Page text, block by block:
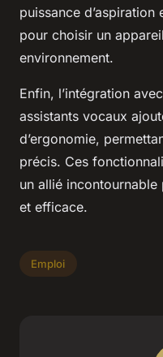
puissance
pour choisir un
environnement.
Enfin, l’intégration
assistants vocaux
d’ergonomie,
précis. Ces
un allié
et efficace.
Emploi